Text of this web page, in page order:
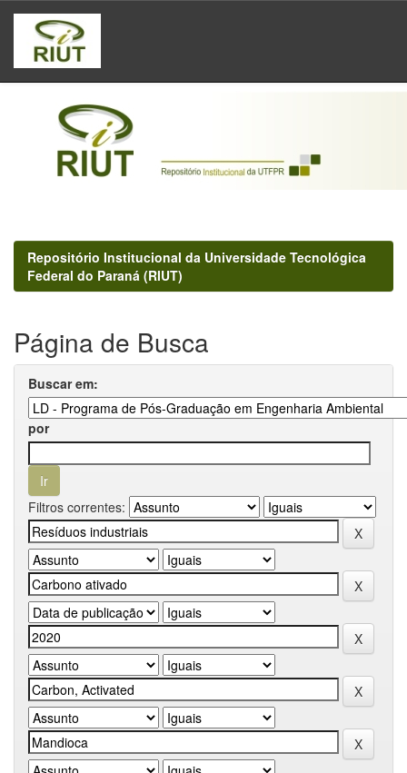
Skip
navigation
Repositório Institucional da Universidade Tecnológica
Federal do Paraná (RIUT)
Página de Busca
Buscar em:
por
Filtros correntes: